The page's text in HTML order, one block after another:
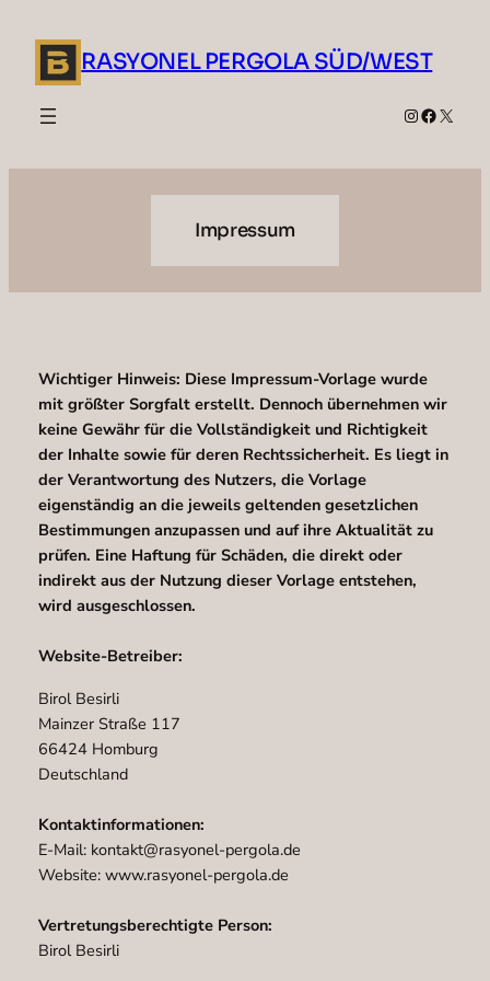
Inhalt
springen
RASYONEL PERGOLA SÜD/WEST
Instagram
X
Impressum
Wichtiger Hinweis: Diese Impressum-Vorlage wurde
mit größter Sorgfalt erstellt. Dennoch übernehmen wir
keine Gewähr für die Vollständigkeit und Richtigkeit
der Inhalte sowie für deren Rechtssicherheit. Es liegt in
der Verantwortung des Nutzers, die Vorlage
eigenständig an die jeweils geltenden gesetzlichen
Bestimmungen anzupassen und auf ihre Aktualität zu
prüfen. Eine Haftung für Schäden, die direkt oder
indirekt aus der Nutzung dieser Vorlage entstehen,
wird ausgeschlossen.
Website-Betreiber:
Birol Besirli
Mainzer Straße 117
66424 Homburg
Deutschland
Kontaktinformationen:
E-Mail: kontakt@rasyonel-pergola.de
Website: www.rasyonel-pergola.de
Vertretungsberechtigte Person:
Birol Besirli